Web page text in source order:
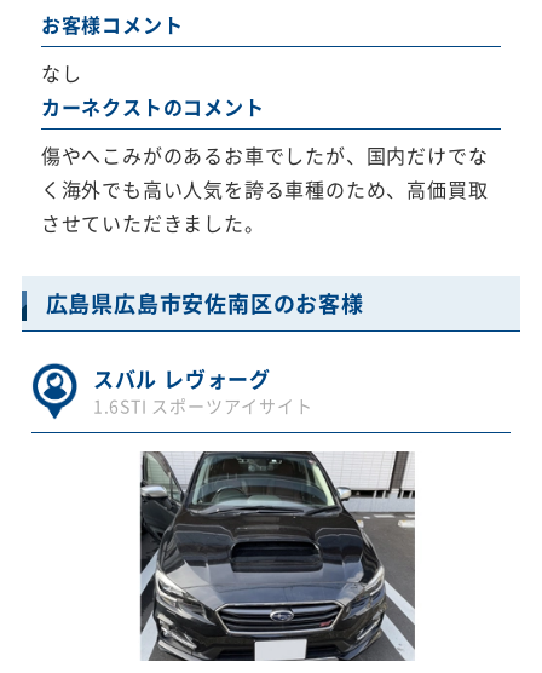
お客様コメント
なし
カーネクストのコメント
傷やへこみがのあるお車でしたが、国内だけでな
く海外でも高い人気を誇る車種のため、高価買取
させていただきました。
広島県広島市安佐南区のお客様
スバル レヴォーグ
1.6STI スポーツアイサイト